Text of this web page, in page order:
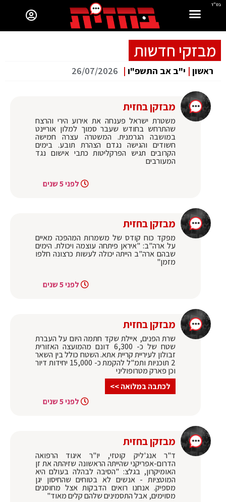
בס"ד
מבזקי חדשות
ראשון | י"ב אב התשפ"ו |
26/07/2026
מבזקן בחזית
משטרת ישראל פענחה את אירוע הירי והרצח
שהתרחש בחודש שעבר סמוך למלון אוריינט
במושבה הגרמנית. המשטרה עצרה חמישה
חשודים והגישה נגדם הצהרת תובע. בימים
הקרובים תגיש הפרקליטות כתבי אישום נגד
המעורבים
לפני 5 שנים
מבזקן בחזית
מפקד כוח קודס של משמרות המהפכה מאיים
על ארה"ב: "איראן פיתחה עוצמה ויכולת. הימים
שבהם ארה"ב הייתה יכולה לעשות כרצונה חלפו
מזמן"
לפני 5 שנים
מבזקן בחזית
שרת הפנים, איילת שקד חתמה היום על העברת
שטח של כ- 6,300 דונם מהמועצה האזורית
זבולון לעיריית קריית אתא. השטח כולל בין השאר
2 תוכניות ותמ"ל להקמת כ- 15,000 יחידות דיור
וכן פארק מטרופוליני
לכתבה במלואה >>
לפני 5 שנים
מבזקן בחזית
ד"ר אנג'ליק קוטזי, יו"ר איגוד הרפואה
הדרום-אפריקני שהייתה הראשונה שזיהתה את זן
האומיקרון, בגלצ: "הסיבה לבהלה בעולם היא
המוטציות - אנשים לא בטוחים שהחיסון יגן
מספיק. אנחנו רואים הדבקות אצל מחוסנים
מסוימים, אבל התסמינים שלהם קלים מאוד"